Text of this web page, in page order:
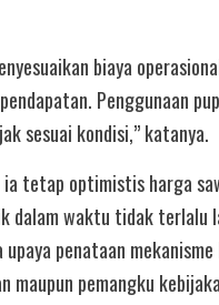
biaya
Penggunaan
sesuai kondisi,” katanya.
ia tetap optimistis harga
dalam waktu tidak terlalu
upaya penataan
maupun pemangku